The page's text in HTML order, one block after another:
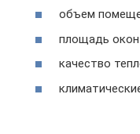
объем
площадь окон
качество